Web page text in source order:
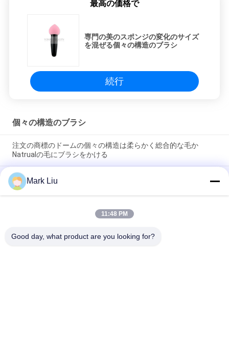
最高の価格で
専門の美のスポンジの変化のサイズ
を混ぜる個々の構造のブラシ
続行
個々の構造のブラシ
注文の商標のドームの個々の構造は柔らかく総合的な毛か
Natrualの毛にブラシをかける
XGF の個々の構造のブラシのヤギの毛は自然な黒檀のハンドル
が付いている先を細くされた表面の歌舞伎のブラシをブラシを
かけます
小さく平らな個々の構造のブラシ/緩衝構造は柔らかい3つの調
Mark Liu
11:48 PM
Good day, what product are you looking for?